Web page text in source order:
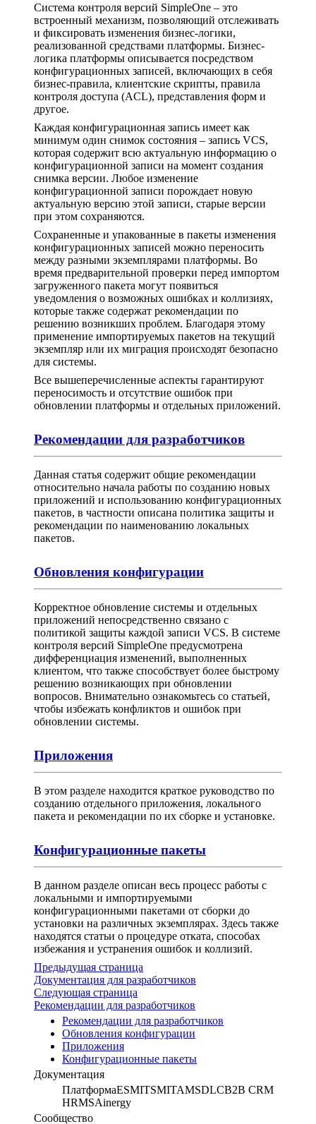
Система контроля версий SimpleOne – это
встроенный механизм, позволяющий отслеживать
и фиксировать изменения бизнес-логики,
реализованной средствами платформы. Бизнес-
логика платформы описывается посредством
конфигурационных записей, включающих в себя
бизнес-правила, клиентские скрипты, правила
контроля доступа (ACL), представления форм и
другое.
Каждая конфигурационная запись имеет как
минимум один снимок состояния – запись VCS,
которая содержит всю актуальную информацию о
конфигурационной записи на момент создания
снимка версии. Любое изменение
конфигурационной записи порождает новую
актуальную версию этой записи, старые версии
при этом сохраняются.
Сохраненные и упакованные в пакеты изменения
конфигурационных записей можно переносить
между разными экземплярами платформы. Во
время предварительной проверки перед импортом
загруженного пакета могут появиться
уведомления о возможных ошибках и коллизиях,
которые также содержат рекомендации по
решению возникших проблем. Благодаря этому
применение импортируемых пакетов на текущий
экземпляр или их миграция происходят безопасно
для системы.
Все вышеперечисленные аспекты гарантируют
переносимость и отсутствие ошибок при
обновлении платформы и отдельных приложений.
Рекомендации для разработчиков
Данная статья содержит общие рекомендации
относительно начала работы по созданию новых
приложений и использованию конфигурационных
пакетов, в частности описана политика защиты и
рекомендации по наименованию локальных
пакетов.
Обновления конфигурации
Корректное обновление системы и отдельных
приложений непосредственно связано с
политикой защиты каждой записи VCS. В системе
контроля версий SimpleOne предусмотрена
дифференциация изменений, выполненных
клиентом, что также способствует более быстрому
решению возникающих при обновлении
вопросов. Внимательно ознакомьтесь со статьей,
чтобы избежать конфликтов и ошибок при
обновлении системы.
Приложения
В этом разделе находится краткое руководство по
созданию отдельного приложения, локального
пакета и рекомендации по их сборке и установке.
Конфигурационные пакеты
В данном разделе описан весь процесс работы с
локальными и импортируемыми
конфигурационными пакетами от сборки до
установки на различных экземплярах. Здесь также
находятся статьи о процедуре отката, способах
избежания и устранения ошибок и коллизий.
Предыдущая страница
Документация для разработчиков
Следующая страница
Рекомендации для разработчиков
Рекомендации для разработчиков
Обновления конфигурации
Приложения
Конфигурационные пакеты
Документация
ПлатформаESMITSMITAMSDLCB2B CRM
HRMSAinergy
Сообщество